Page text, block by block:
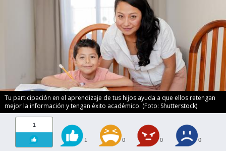
Tu participación en el aprendizaje de tus hijos ayuda a que ellos retengan
mejor la información y tengan éxito académico. (Foto: Shutterstock)
1
1 0 0 0